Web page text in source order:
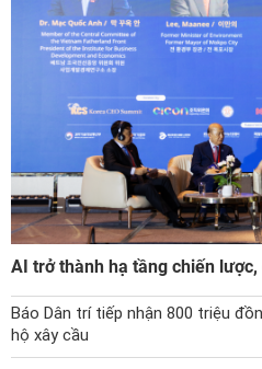
AI trở thành hạ tầng chiến
Báo Dân trí tiếp nhận 800 triệu
hộ xây cầu